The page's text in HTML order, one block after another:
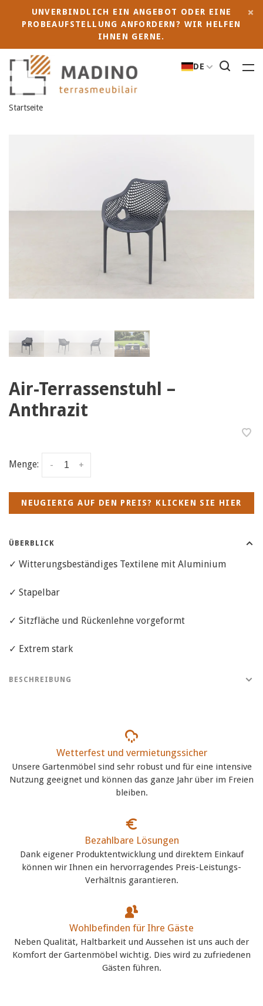
UNVERBINDLICH EIN ANGEBOT ODER EINE
PROBEAUFSTELLUNG ANFORDERN? WIR HELFEN
IHNEN GERNE.
DE
Startseite
Air-Terrassenstuhl –
Anthrazit
Menge: +
-
NEUGIERIG AUF DEN PREIS? KLICKEN SIE HIER
ÜBERBLICK
✓ Witterungsbeständiges Textilene mit Aluminium
✓ Stapelbar
✓ Sitzfläche und Rückenlehne vorgeformt
✓ Extrem stark
BESCHREIBUNG
Wetterfest und vermietungssicher
Unsere Gartenmöbel sind sehr robust und für eine intensive
Nutzung geeignet und können das ganze Jahr über im Freien
bleiben.
Bezahlbare Lösungen
Dank eigener Produktentwicklung und direktem Einkauf
können wir Ihnen ein hervorragendes Preis-Leistungs-
Verhältnis garantieren.
Wohlbefinden für Ihre Gäste
Neben Qualität, Haltbarkeit und Aussehen ist uns auch der
Komfort der Gartenmöbel wichtig. Dies wird zu zufriedenen
Gästen führen.